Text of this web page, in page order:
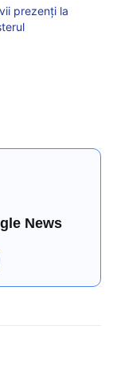
prezenți la
News